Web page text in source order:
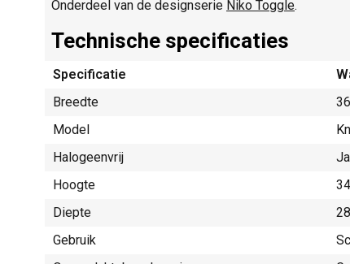
Onderdeel van de designserie Niko Toggle.
Technische specificaties
Specificatie
Breedte
Model
Halogeenvrij
Ja
Hoogte
Diepte
Gebruik